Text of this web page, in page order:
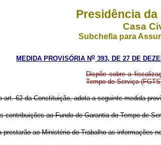
Presidência
Casa
Subchefia para
MEDIDA PROVISÓRIA No 393, DE 27 DE
Dispõe sobre a
Tempo de Serviço
art. 62 da Constituição, adota a seguinte medida
ao Fundo de Garantia do Tempo de
ao Ministério do Trabalho as informações